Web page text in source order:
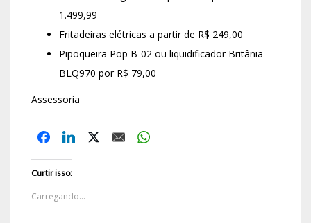
1.499,99
Fritadeiras elétricas a partir de R$ 249,00
Pipoqueira Pop B-02 ou liquidificador Britânia
BLQ970 por R$ 79,00
Assessoria
Curtir isso:
Carregando...